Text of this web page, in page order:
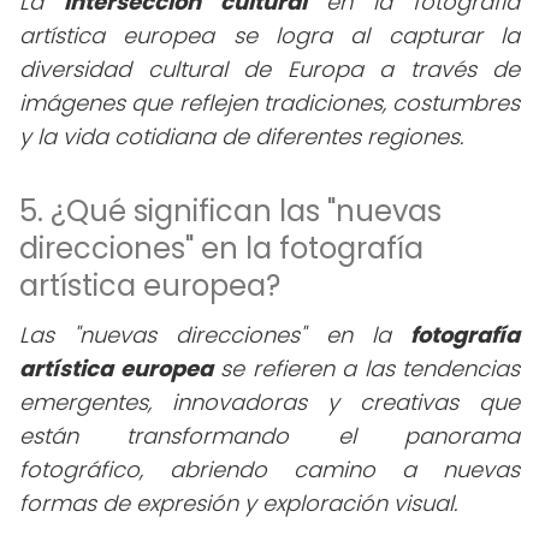
artística europea se logra al capturar la
diversidad cultural de Europa a través de
imágenes que reflejen tradiciones, costumbres
y la vida cotidiana de diferentes regiones.
5. ¿Qué significan las "nuevas
direcciones" en la fotografía
artística europea?
Las "nuevas direcciones" en la fotografía
artística europease refieren a las tendencias
emergentes, innovadoras y creativas que
están transformando el panorama
fotográfico, abriendo camino a nuevas
formas de expresión y exploración visual.